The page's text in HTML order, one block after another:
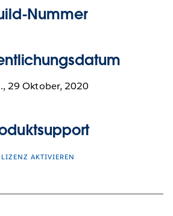
Nummer
29 Oktober, 2020
LIZENZ AKTIVIEREN